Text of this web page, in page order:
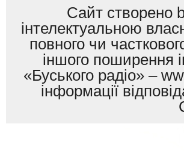
Сайт створено
інтелектуальною
повного чи
іншого поширення
«Буського радіо» –
інформації